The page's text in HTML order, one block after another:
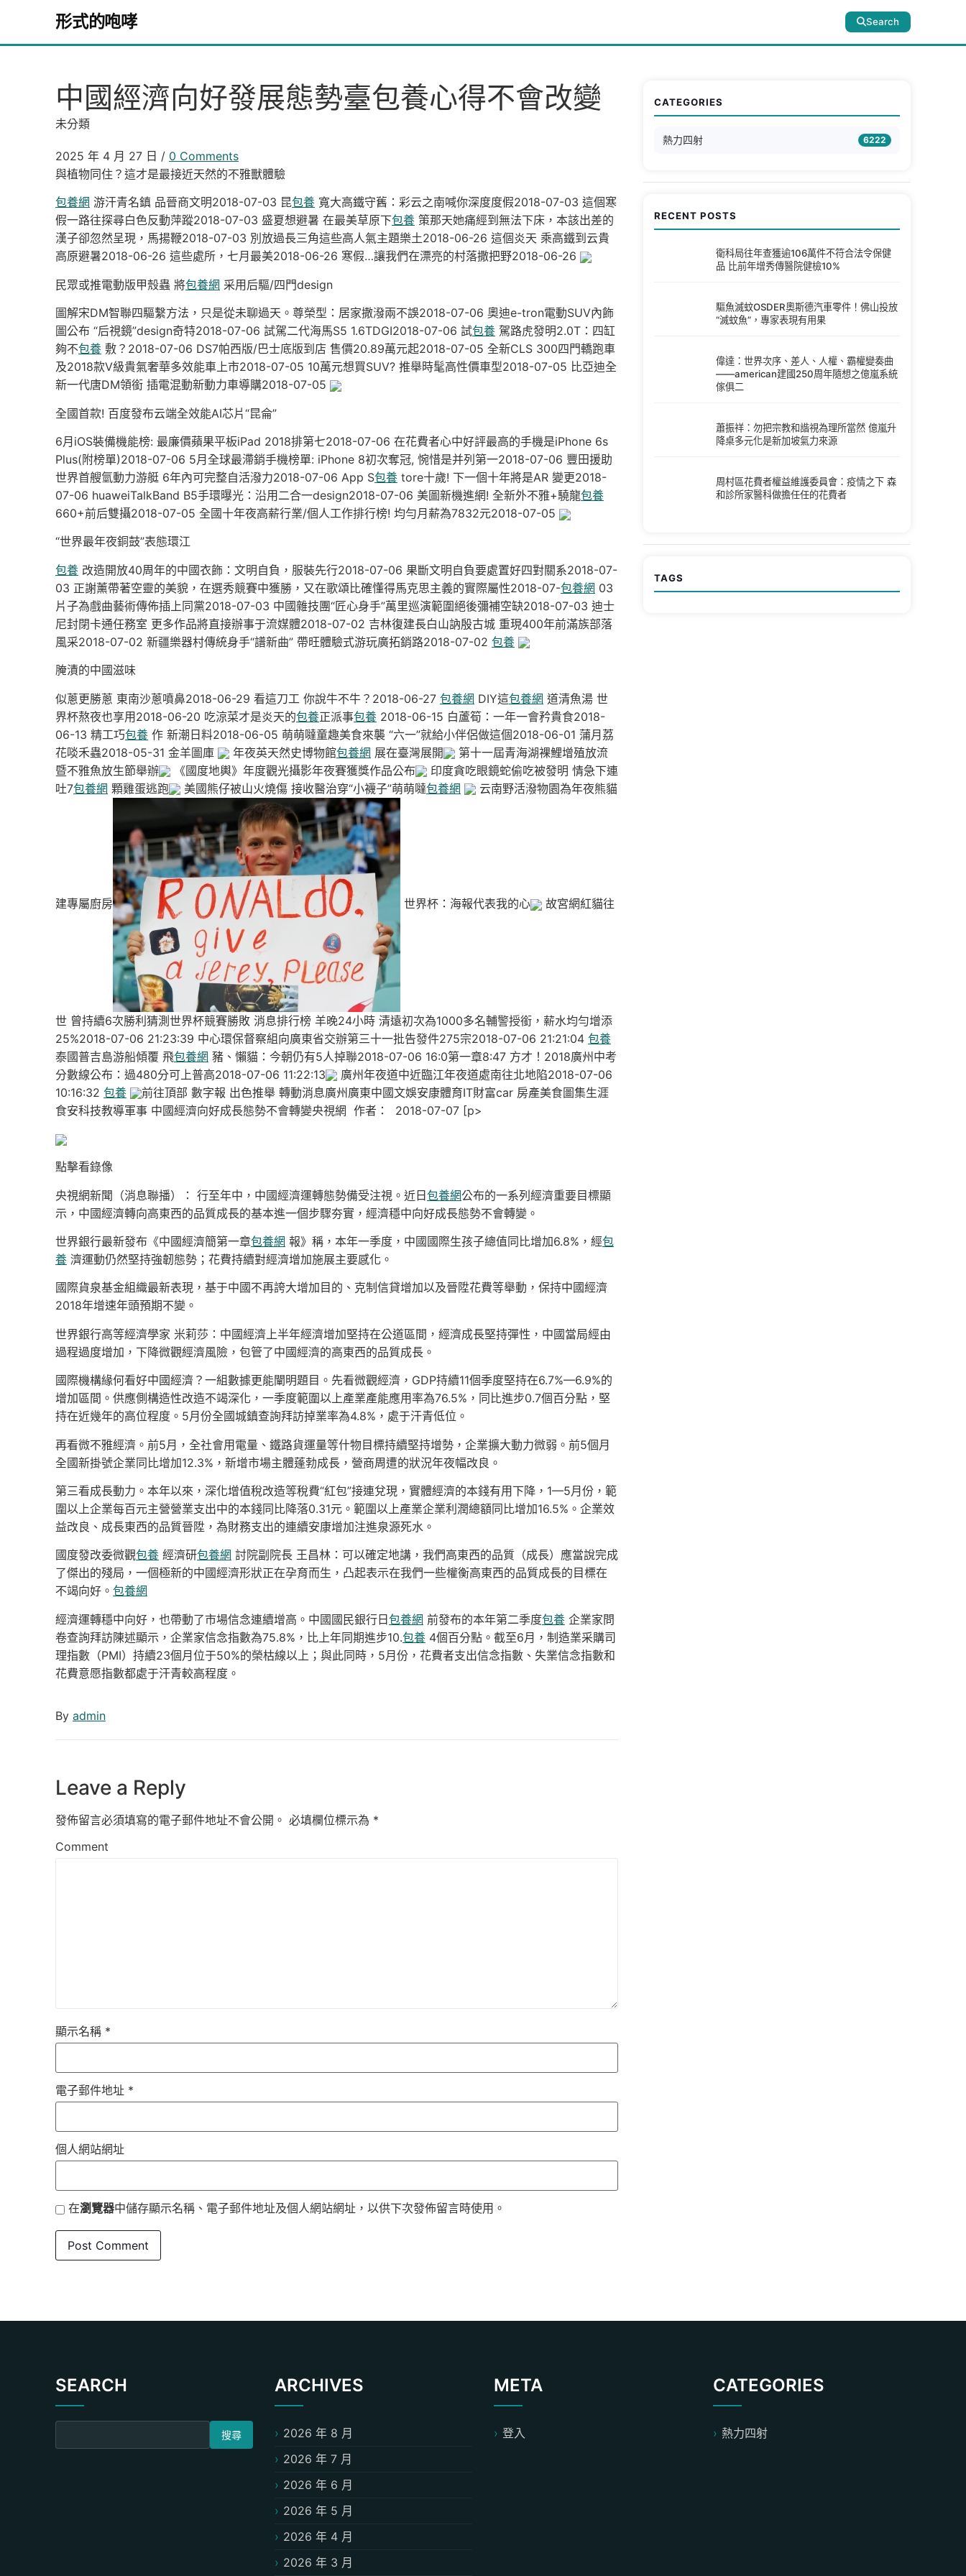
形式的咆哮 Search
中國經濟向好發展態勢臺包養心得不會改變
未分類
2025 年 4 月 27 日 / 0 Comments
與植物同住？這才是最接近天然的不雅獸體驗
包養網 游汗青名鎮 品晉商文明2018-07-03 昆包養 寬大高鐵守舊：彩云之南喊你深度度假2018-07-03 這個寒
假一路往探尋白色反動萍蹤2018-07-03 盛夏想避暑 在最美草原下包養 策那天她痛經到無法下床，本該出差的
漢子卻忽然呈現，馬揚鞭2018-07-03 別放過長三角這些高人氣主題樂土2018-06-26 這個炎天 乘高鐵到云貴
高原避暑2018-06-26 這些處所，七月最美2018-06-26 寒假…讓我們在漂亮的村落撒把野2018-06-26
民眾或推電動版甲殼蟲 將包養網 采用后驅/四門design
圖解宋DM智聯四驅繫方法，只是從未聊過天。尊榮型：居家撒潑兩不誤2018-07-06 奧迪e-tron電動SUV內飾
圖公布 “后視鏡”design奇特2018-07-06 試駕二代海馬S5 1.6TDGI2018-07-06 試包養 駕路虎發明2.0T：四缸
夠不包養 敷？2018-07-06 DS7帕西版/巴士底版到店 售價20.89萬元起2018-07-05 全新CLS 300四門轎跑車
及2018款V級貴氣奢華多效能車上市2018-07-05 10萬元想買SUV? 推舉時髦高性價車型2018-07-05 比亞迪全
新一代唐DM領銜 插電混動新動力車導購2018-07-05
全國首款! 百度發布云端全效能AI芯片“昆侖”
6月iOS裝備機能榜: 最廉價蘋果平板iPad 2018排第七2018-07-06 在花費者心中好評最高的手機是iPhone 6s
Plus(附榜單)2018-07-06 5月全球最滯銷手機榜單: iPhone 8初次奪冠, 惋惜是并列第一2018-07-06 豐田援助
世界首艘氫動力游艇 6年內可完整自活潑力2018-07-06 App S包養 tore十歲! 下一個十年將是AR 變更2018-
07-06 huaweiTalkBand B5手環曝光：沿用二合一design2018-07-06 美圖新機進網! 全新外不雅+驍龍包養
660+前后雙攝2018-07-05 全國十年夜高薪行業/個人工作排行榜! 均勻月薪為7832元2018-07-05
“世界最年夜銅鼓”表態環江
包養 改造開放40周年的中國衣飾：文明自負，服裝先行2018-07-06 果斷文明自負要處置好四對關系2018-07-
03 正謝薰帶著空靈的美貌，在選秀競賽中獲勝，又在歌頌比確懂得馬克思主義的實際屬性2018-07-包養網 03
片子為戲曲藝術傳佈插上同黨2018-07-03 中國雜技團“匠心身手”萬里巡演範圍絕後彌補空缺2018-07-03 迪士
尼封閉卡通任務室 更多作品將直接辦事于流媒體2018-07-02 吉林復建長白山訥殷古城 重現400年前滿族部落
風采2018-07-02 新疆樂器村傳統身手“譜新曲” 帶旺體驗式游玩廣拓銷路2018-07-02 包養
腌漬的中國滋味
似蔥更勝蔥 東南沙蔥噴鼻2018-06-29 看這刀工 你說牛不牛？2018-06-27 包養網 DIY這包養網 道清魚湯 世
界杯熬夜也享用2018-06-20 吃涼菜才是炎天的包養正派事包養 2018-06-15 白蘆筍：一年一會矜貴食2018-
06-13 精工巧包養 作 新潮日料2018-06-05 萌萌噠童趣美食來襲 “六一”就給小伴侶做這個2018-06-01 蒲月荔
花啖禾蟲2018-05-31 金羊圖庫
年夜英天然史博物館包養網 展在臺灣展開
第十一屆青海湖裸鯉增殖放流
暨不雅魚放生節舉辦
《國度地輿》年度觀光攝影年夜賽獲獎作品公布
印度貪吃眼鏡蛇偷吃被發明 情急下連
吐7包養網 顆雞蛋逃跑 美國熊仔被山火燒傷 接收醫治穿“小襪子”萌萌噠包養網 云南野活潑物園為年夜熊貓
建專屬廚房 世界杯：海報代表我的心 故宮網紅貓往
世 曾持續6次勝利猜測世界杯競賽勝敗 消息排行榜 羊晚24小時 清遠初次為1000多名輔警授銜，薪水均勻增添
25%2018-07-06 21:23:39 中心環保督察組向廣東省交辦第三十一批告發件275宗2018-07-06 21:21:04 包養
泰國普吉島游船傾覆 飛包養網 豬、懶貓：今朝仍有5人掉聯2018-07-06 16:0第一章8:47 方才！2018廣州中考
分數線公布：過480分可上普高2018-07-06 11:22:13
廣州年夜道中近臨江年夜道處南往北地陷2018-07-06
10:16:32 包養
前往頂部 數字報 出色推舉 轉動消息廣州廣東中國文娛安康體育IT財富car 房產美食圖集生涯
食安科技教導軍事 中國經濟向好成長態勢不會轉變央視網 作者： 2018-07-07 [p>
點擊看錄像
央視網新聞（消息聯播）： 行至年中，中國經濟運轉態勢備受注視。近日包養網公布的一系列經濟重要目標顯
示，中國經濟轉向高東西的品質成長的基本進一個步驟夯實，經濟穩中向好成長態勢不會轉變。
世界銀行最新發布《中國經濟簡第一章包養網 報》稱，本年一季度，中國國際生孩子總值同比增加6.8%，經包
養 濟運動仍然堅持強韌態勢；花費持續對經濟增加施展主要感化。
國際貨泉基金組織最新表現，基于中國不再誇大增加目的、克制信貸增加以及晉陞花費等舉動，保持中國經濟
2018年增速年頭預期不變。
世界銀行高等經濟學家 米莉莎：中國經濟上半年經濟增加堅持在公道區間，經濟成長堅持彈性，中國當局經由
過程過度增加，下降微觀經濟風險，包管了中國經濟的高東西的品質成長。
國際機構緣何看好中國經濟？一組數據更能闡明題目。先看微觀經濟，GDP持續11個季度堅持在6.7%—6.9%的
增加區間。供應側構造性改造不竭深化，一季度範圍以上產業產能應用率為76.5%，同比進步0.7個百分點，堅
持在近幾年的高位程度。5月份全國城鎮查詢拜訪掉業率為4.8%，處于汗青低位。
再看微不雅經濟。前5月，全社會用電量、鐵路貨運量等什物目標持續堅持增勢，企業擴大動力微弱。前5個月
全國新掛號企業同比增加12.3%，新增市場主體蓬勃成長，營商周遭的狀況年夜幅改良。
第三看成長動力。本年以來，深化增值稅改造等稅費“紅包”接連兌現，實體經濟的本錢有用下降，1—5月份，範
圍以上企業每百元主營營業支出中的本錢同比降落0.31元。範圍以上產業企業利潤總額同比增加16.5%。企業效
益改良、成長東西的品質晉陞，為財務支出的連續安康增加注進泉源死水。
國度發改委微觀包養 經濟研包養網 討院副院長 王昌林：可以確定地講，我們高東西的品質（成長）應當說完成
了傑出的殘局，一個極新的中國經濟形狀正在孕育而生，凸起表示在我們一些權衡高東西的品質成長的目標在
不竭向好。 包養網
經濟運轉穩中向好，也帶動了市場信念連續增高。中國國民銀行日包養網 前發布的本年第二季度包養 企業家問
卷查詢拜訪陳述顯示，企業家信念指數為75.8%，比上年同期進步10.包養 4個百分點。截至6月，制造業采購司
理指數（PMI）持續23個月位于50%的榮枯線以上；與此同時，5月份，花費者支出信念指數、失業信念指數和
花費意愿指數都處于汗青較高程度。
By admin
Leave a Reply
發佈留言必須填寫的電子郵件地址不會公開。 必填欄位標示為 *
Comment
顯示名稱 *
電子郵件地址 *
個人網站網址
在瀏覽器中儲存顯示名稱、電子郵件地址及個人網站網址，以供下次發佈留言時使用。
CATEGORIES
熱力四射 6222
RECENT POSTS
衛科局往年查獲逾106萬件不符合法令保健
品 比前年增秀傳醫院健檢10%
驅魚滅蚊OSDER奧斯德汽車零件！佛山投放
“滅蚊魚”，專家表現有用果
偉達：世界次序、差人、人權、霸權變奏曲
——american建國250周年隨想之億嵐系統
傢俱二
蕭振祥：勿把宗教和諧視為理所當然 億嵐升
降桌多元化是新加坡氣力來源
周村區花費者權益維護委員會：疫情之下 森
和診所家醫科做擔任任的花費者
TAGS
SEARCH
搜尋關鍵字:
ARCHIVES
2026 年 8 月
2026 年 7 月
2026 年 6 月
2026 年 5 月
2026 年 4 月
2026 年 3 月
META
登入
CATEGORIES
熱力四射